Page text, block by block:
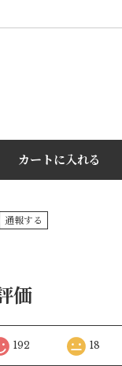
カートに入れる
通報する
価
192 18